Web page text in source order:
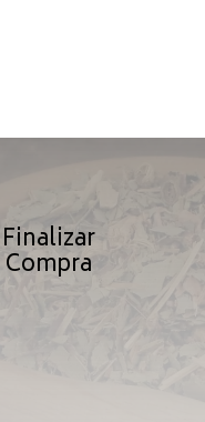
Finalizar
Compra